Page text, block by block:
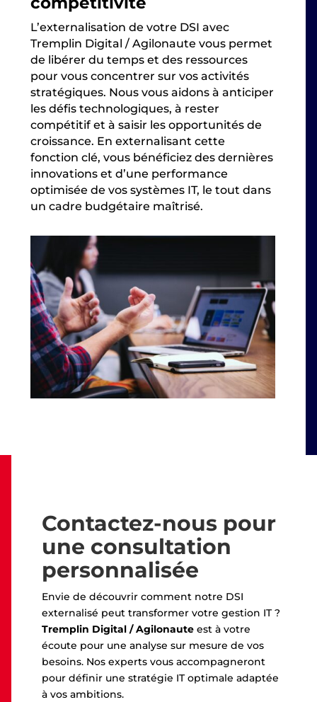
L’externalisation de votre DSI avec
Tremplin Digital / Agilonaute vous permet
de libérer du temps et des ressources
pour vous concentrer sur vos activités
stratégiques. Nous vous aidons à anticiper
les défis technologiques, à rester
compétitif et à saisir les opportunités de
croissance. En externalisant cette
fonction clé, vous bénéficiez des dernières
innovations et d’une performance
optimisée de vos systèmes IT, le tout dans
un cadre budgétaire maîtrisé.
Contactez-nous pour
une consultation
personnalisée
Envie de découvrir comment notre DSI
externalisé peut transformer votre gestion IT ?
Tremplin Digital / Agilonaute est à votre
écoute pour une analyse sur mesure de vos
besoins. Nos experts vous accompagneront
pour définir une stratégie IT optimale adaptée
à vos ambitions.